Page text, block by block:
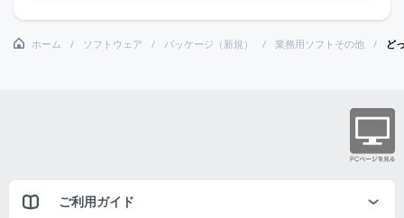
ホーム ソフトウェア パッケージ（新規） 業務用ソフトその他 ど
ご利用ガイド